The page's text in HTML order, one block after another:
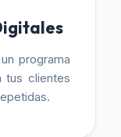
programa
tus clientes